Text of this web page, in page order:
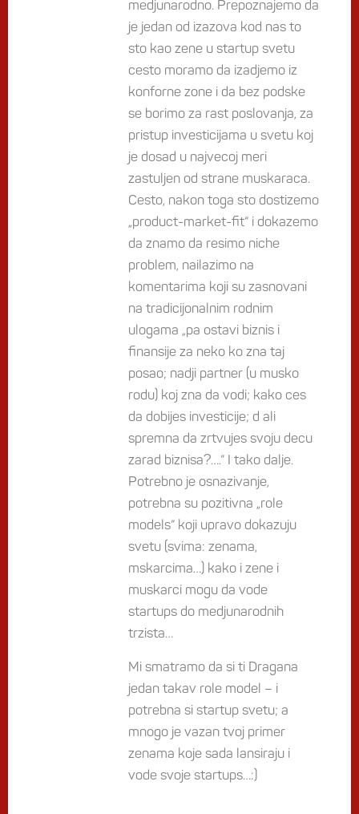
medjunarodno. Prepoznajemo da
je jedan od izazova kod nas to
sto kao zene u startup svetu
cesto moramo da izadjemo iz
konforne zone i da bez podske
se borimo za rast poslovanja, za
pristup investicijama u svetu koj
je dosad u najvecoj meri
zastuljen od strane muskaraca.
Cesto, nakon toga sto dostizemo
„product-market-fit“ i dokazemo
da znamo da resimo niche
problem, nailazimo na
komentarima koji su zasnovani
na tradicijonalnim rodnim
ulogama „pa ostavi biznis i
finansije za neko ko zna taj
posao; nadji partner (u musko
rodu) koj zna da vodi; kako ces
da dobijes investicije; d ali
spremna da zrtvujes svoju decu
zarad biznisa?….“ I tako dalje.
Potrebno je osnazivanje,
potrebna su pozitivna „role
models“ koji upravo dokazuju
svetu (svima: zenama,
mskarcima…) kako i zene i
muskarci mogu da vode
startups do medjunarodnih
trzista…
Mi smatramo da si ti Dragana
jedan takav role model – i
potrebna si startup svetu; a
mnogo je vazan tvoj primer
zenama koje sada lansiraju i
vode svoje startups…:)